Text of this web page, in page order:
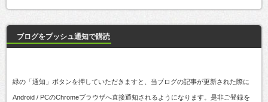
ブログをプッシュ通知で購読
緑の「通知」ボタンを押していただきますと、当ブログの記事が更新された際に
Android / PCのChromeブラウザへ直接通知されるようになります。是非ご登録を